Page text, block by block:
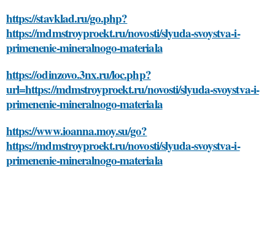
https://stavklad.ru/go.php?
https://mdmstroyproekt.ru/novosti/slyuda-svoystva-i-
primenenie-mineralnogo-materiala
https://odinzovo.3nx.ru/loc.php?
url=https://mdmstroyproekt.ru/novosti/slyuda-svoystva-i-
primenenie-mineralnogo-materiala
https://www.ioanna.moy.su/go?
https://mdmstroyproekt.ru/novosti/slyuda-svoystva-i-
primenenie-mineralnogo-materiala